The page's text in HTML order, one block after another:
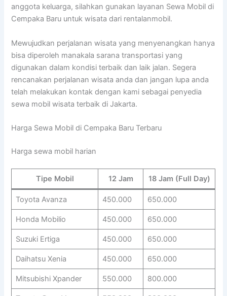
anggota keluarga, silahkan gunakan layanan Sewa Mobil di
Cempaka Baru untuk wisata dari rentalanmobil.
Mewujudkan perjalanan wisata yang menyenangkan hanya
bisa diperoleh manakala sarana transportasi yang
digunakan dalam kondisi terbaik dan laik jalan. Segera
rencanakan perjalanan wisata anda dan jangan lupa anda
telah melakukan kontak dengan kami sebagai penyedia
sewa mobil wisata terbaik di Jakarta.
Harga Sewa Mobil di Cempaka Baru Terbaru
Harga sewa mobil harian
Tipe Mobil 12 Jam 18 Jam (Full Day)
Toyota Avanza 450.000 650.000
Honda Mobilio 450.000 650.000
Suzuki Ertiga 450.000 650.000
Daihatsu Xenia 450.000 650.000
Mitsubishi Xpander 550.000 800.000